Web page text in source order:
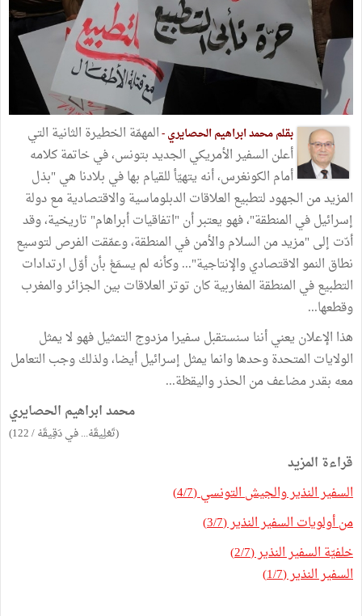
بقلم محمد ابراهيم الحصايري -المهمّة الخطيرة الثانية التي
أعلن السفير الأمريكي الجديد بتونس، في خاتمة كلامه
أمام الكونغرس، أنه يتهيّأ للقيام بها في بلادنا هي "بذل
المزيد من الجهود لتطبيع العلاقات الدبلوماسية والاقتصادية مع دولة
إسرائيل في المنطقة"، فهو يعتبر أن "اتفاقيات أبراهام" تاريخية، وقد
أدّت إلى "مزيد من السلام والأمن في المنطقة، وعمّقت الفرص لتوسيع
نطاق النمو الاقتصادي والإنتاجية"... وكأنه لم يسمَعْ بأن أوّل ارتدادات
التطبيع في المنطقة المغاربية كان توتر العلاقات بين الجزائر والمغرب
وقطعها...
هذا الإعلان يعني أننا سنستقبل سفيرا مزدوج التمثيل فهو لا يمثل
الولايات المتحدة وحدها وانما يمثل إسرائيل أيضا، ولذلك وجب التعامل
معه بقدر مضاعف من الحذر واليقظة...
محمد ابراهيم الحصايري
(تَعْلِيقَهْ... في دَقِيقَهْ / 122)
قراءة المزيد
السفير النذير والجيش التونسي (4/7)
من أولويات السفير النذير (3/7)
خلفيّة السفير النذير (2/7)
السفير النذير (1/7)